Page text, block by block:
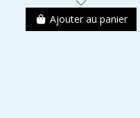
Ajouter au panier